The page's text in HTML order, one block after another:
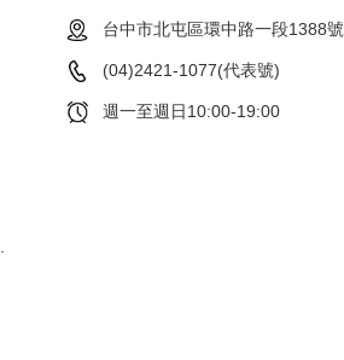
台中市北屯區環中路一段1388號
(04)2421-1077(代表號)
週一至週日10:00-19:00